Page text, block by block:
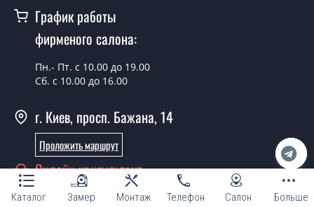
Каталог Замер Монтаж Телефон Салон Больше
Стоимость установки дверей Modern-36-2-slider - от
1800 грн.
Можно на сегодня вызвать
замерщика?
У вас есть в наличии готовые
межкомнатные двери фаворит?
Да, мы имеем большой ассортимент готовых
межкомнатных дверей ТМ Фаворит.
График работы
фирменого салона:
Пн.- Пт. с 10.00 до 19.00
Сб. с 10.00 до 16.00
г. Киев, просп. Бажана, 14
Проложить маршрут
Онлайн консультант